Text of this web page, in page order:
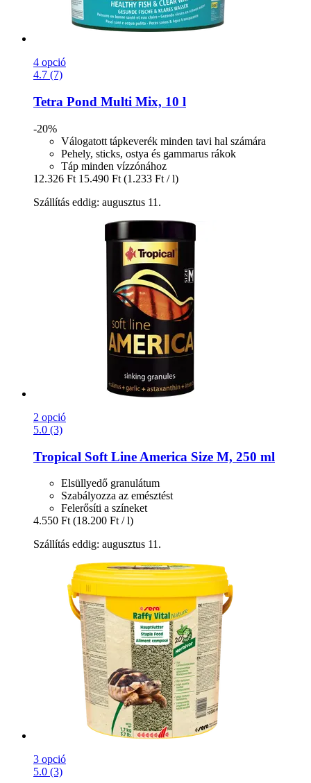
4 opció
4.7 (7)
Tetra Pond Multi Mix, 10 l
-20%
Válogatott tápkeverék minden tavi hal számára
Pehely, sticks, ostya és gammarus rákok
Táp minden vízzónához
12.326 Ft 15.490 Ft (1.233 Ft / l)
Szállítás eddig: augusztus 11.
2 opció
5.0 (3)
Tropical Soft Line America Size M, 250 ml
Elsüllyedő granulátum
Szabályozza az emésztést
Felerősíti a színeket
4.550 Ft (18.200 Ft / l)
Szállítás eddig: augusztus 11.
3 opció
5.0 (3)